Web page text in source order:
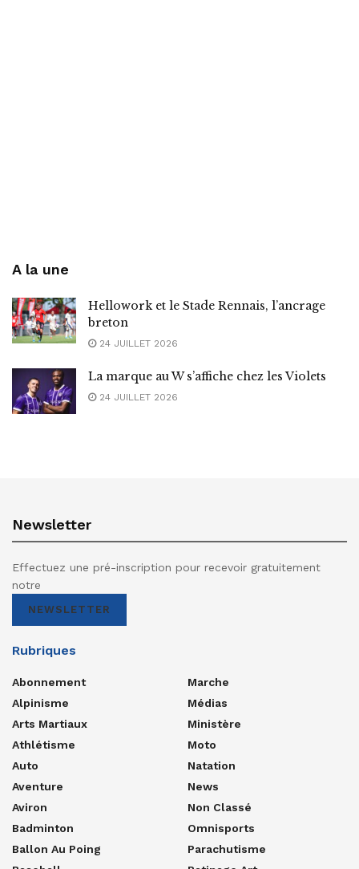
A la une
Hellowork et le Stade Rennais, l’ancrage
breton
24 JUILLET 2026
La marque au W s’affiche chez les Violets
24 JUILLET 2026
Newsletter
Effectuez une pré-inscription pour recevoir gratuitement
notre
NEWSLETTER
Rubriques
Abonnement
Alpinisme
Arts Martiaux
Athlétisme
Auto
Aventure
Aviron
Badminton
Ballon Au Poing
Marche
Médias
Ministère
Moto
Natation
News
Non Classé
Omnisports
Parachutisme